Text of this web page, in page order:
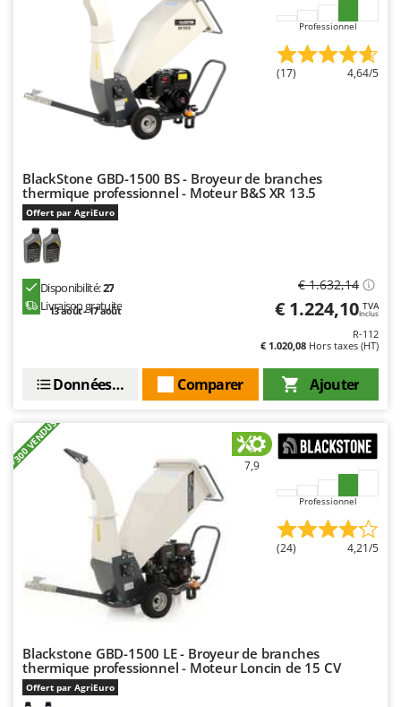
Professionnel
(17) 4,64/5
BlackStone GBD-1500 BS - Broyeur de branches
thermique professionnel - Moteur B&S XR 13.5
Offert par AgriEuro
Disponibilité:27
Livraison gratuite
13 août - 17 août
€ 1.632,14
€ 1.224,10 TVA
Inclus
R-112
€ 1.020,08 Hors taxes (HT)
Ajouter
Comparer
Données techniques
+300 VENDUS 7,9
Professionnel
(24) 4,21/5
Blackstone GBD-1500 LE - Broyeur de branches
thermique professionnel - Moteur Loncin de 15 CV
Offert par AgriEuro